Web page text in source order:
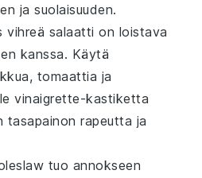
ja suolaisuuden.
vihreä salaatti on loistava
kanssa. Käytä
, tomaattia ja
vinaigrette-kastiketta
tasapainon rapeutta ja
tuo annokseen